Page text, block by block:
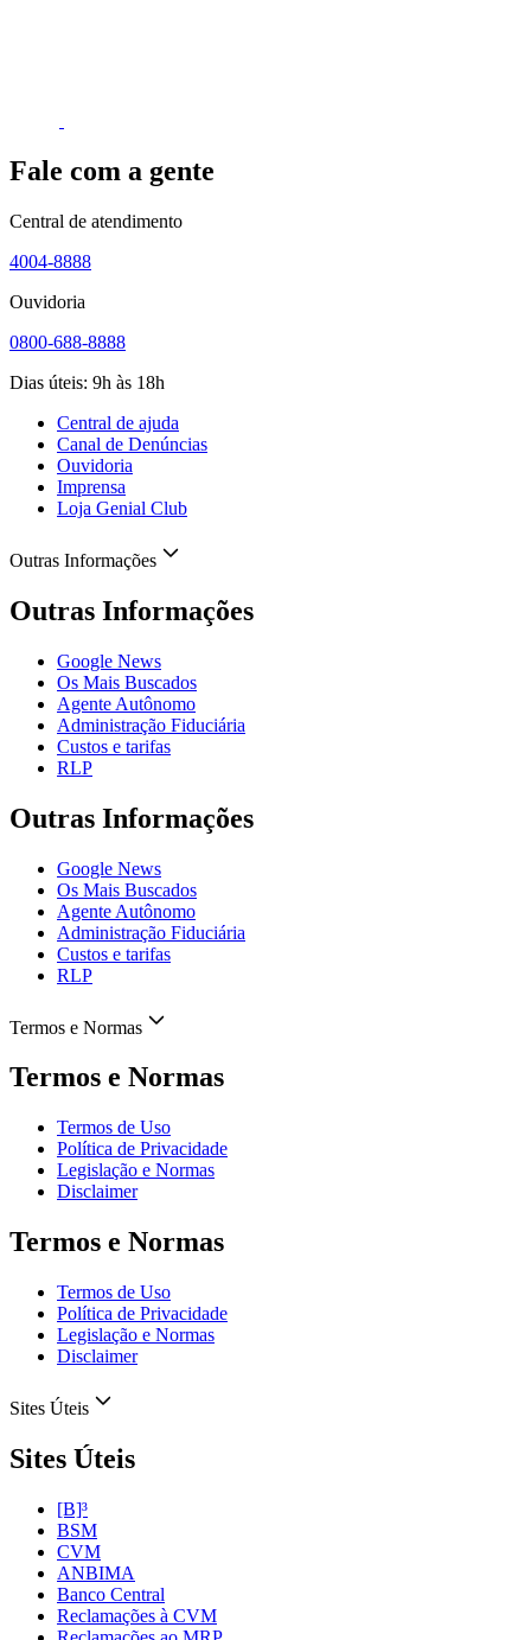
Fale com a gente
Central de atendimento
4004-8888
Ouvidoria
0800-688-8888
Dias úteis: 9h às 18h
Central de ajuda
Canal de Denúncias
Ouvidoria
Imprensa
Loja Genial Club
Outras Informações
Outras Informações
Google News
Os Mais Buscados
Agente Autônomo
Administração Fiduciária
Custos e tarifas
RLP
Outras Informações
Google News
Os Mais Buscados
Agente Autônomo
Administração Fiduciária
Custos e tarifas
RLP
Termos e Normas
Termos e Normas
Termos de Uso
Política de Privacidade
Legislação e Normas
Disclaimer
Termos e Normas
Termos de Uso
Política de Privacidade
Legislação e Normas
Disclaimer
Sites Úteis
Sites Úteis
[B]³
BSM
CVM
ANBIMA
Banco Central
Reclamações à CVM